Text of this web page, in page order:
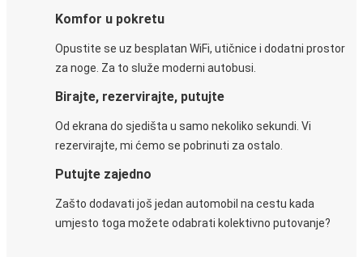
Komfor u pokretu
Opustite se uz besplatan WiFi, utičnice i dodatni prostor
za noge. Za to služe moderni autobusi.
Birajte, rezervirajte, putujte
Od ekrana do sjedišta u samo nekoliko sekundi. Vi
rezervirajte, mi ćemo se pobrinuti za ostalo.
Putujte zajedno
Zašto dodavati još jedan automobil na cestu kada
umjesto toga možete odabrati kolektivno putovanje?